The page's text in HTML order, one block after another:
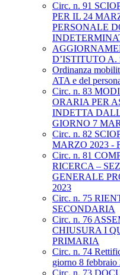
Circ. n. 91
PER IL 24
PERSONALE
D’ISTITUTO A.
Ordinanza
ATA e del
Circ. n. 83
ORARIA PER
INDETTA
GIORNO 7
Circ. n. 82
MARZO 2023 -
Circ. n. 81
RICERCA –
GENERALE
2023
Circ. n. 75
SECONDARIA
Circ. n. 76
CHIUSURA I
PRIMARIA
Circ. n. 74
giorno 8 febbraio